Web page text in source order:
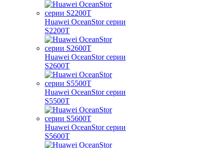
Huawei OceanStor серии
S2200T
Huawei OceanStor серии
S2600T
Huawei OceanStor серии
S5500T
Huawei OceanStor серии
S5600T